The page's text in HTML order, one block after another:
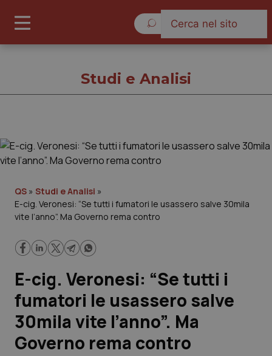
Governo e Parlamento
Regioni e Asl
Lavoro e Professioni
Scienza e Farmaci
Studi e Analisi
Studi e Analisi
QS » Studi e Analisi »
E-cig. Veronesi: “Se tutti i fumatori le usassero salve 30mila
vite l’anno”. Ma Governo rema contro
E-cig. Veronesi: “Se tutti i
fumatori le usassero salve
30mila vite l’anno”. Ma
Governo rema contro